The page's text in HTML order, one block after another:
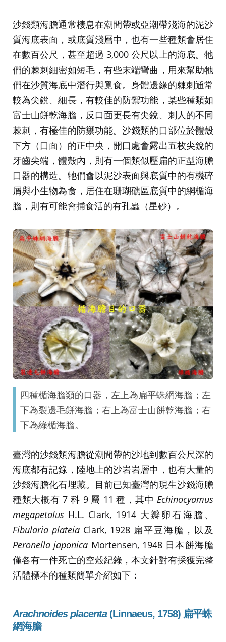
沙錢類海膽通常棲息在潮間帶或亞潮帶淺海的泥沙
質海底表面，或底質淺層中，也有一些種類會居住
在數百公尺，甚至超過 3,000 公尺以上的海底。牠
們的棘刺細密如短毛，有些末端彎曲，用來幫助牠
們在沙質海底中潛行與覓食。身體邊緣的棘刺通常
較為尖銳、細長，有較佳的防禦功能，某些種類如
富士山餅乾海膽，反口面更長有尖銳、刺人的不同
棘刺，有極佳的防禦功能。沙錢類的口部位於體殼
下方（口面）的正中央，開口處會露出五枚尖銳的
牙齒尖端，體殼內，則有一個類似壓扁的正型海膽
口器的構造。牠們會以泥沙表面與底質中的有機碎
屑與小生物為食，居住在珊瑚礁區底質中的網楯海
膽，則有可能會捕食活的有孔蟲（星砂）。
四種楯海膽類的口器，左上為扁平蛛網海膽；左
下為裂邊毛餅海膽；右上為富士山餅乾海膽；右
下為綠楯海膽。
臺灣的沙錢類海膽從潮間帶的沙地到數百公尺深的
海底都有記錄，陸地上的沙岩岩層中，也有大量的
沙錢海膽化石埋藏。目前已知臺灣的現生沙錢海膽
種類大概有 7 科 9 屬 11 種，其中 Echinocyamus
megapetalus H.L. Clark, 1914 大瓣卵石海膽、
Fibularia plateia Clark, 1928 扁平豆海膽，以及
Peronella japonica Mortensen, 1948 日本餅海膽
僅各有一件死亡的空殼紀錄，本文針對有採獲完整
活體標本的種類簡單介紹如下：
Arachnoides placenta(Linnaeus, 1758) 扁平蛛
網海膽